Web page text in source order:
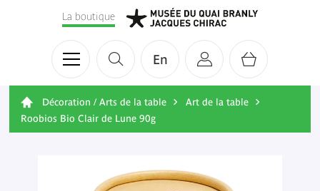
En
La boutique
Décoration / Arts de la table
Art de la table
Roobios Bio Clair de Lune 90g